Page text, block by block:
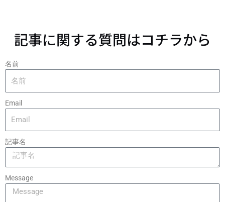
記事に関する質問はコチラから
名前
Email
記事名
Message